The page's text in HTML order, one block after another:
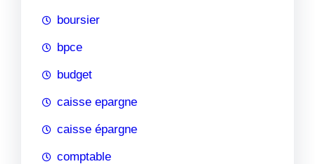
boursier
bpce
budget
caisse epargne
caisse épargne
comptable